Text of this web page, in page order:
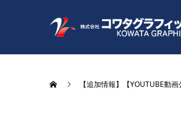
【追加情報】【YOUTUBE